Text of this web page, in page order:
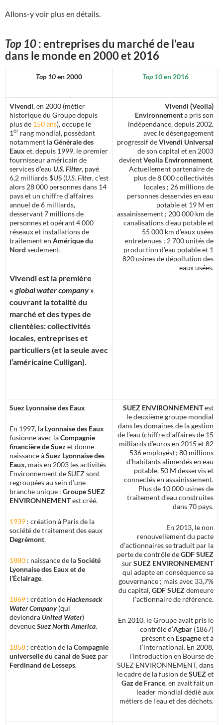
Allons-y voir plus en détails.
Top 10: entreprises du marché de l’eau
dans le monde en 2000 et 2016
Top 10en 2000 Top 10en 2016
Vivendi, en 2000 (métier
historique du Groupe depuis
plus de 150 ans), occupe le
1er rang mondial, possédant
notamment laGénérale des
Eaux et, depuis 1999, le premier
fournisseur américain de
services d’eau U.S. Filter, payé
6,2 milliards $US (U.S. Filter, c’est
alors 28 000 personnes dans 14
pays et un chiffre d’affaires
annuel de 6 milliards,
desservant 7 millions de
personnes et opérant 4 000
réseaux et installations de
traitement en Amérique du
Nord seulement.
Vivendi est la première
« global water company»
couvrant la totalité du
marché et des types de
clientèles: collectivités
locales, entreprises et
particuliers (et la seule avec
l’américaine Culligan).
Vivendi (Veolia)
Environnementa pris son
indépendance, depuis 2002,
avec le désengagement
progressif deVivendi Universal
de son capital et en 2003
devientVeolia Environnement.
Actuellement partenaire de
plus de 8 000 collectivités
locales ; 26 millions de
personnes desservies en eau
potable et 19 M en
assainissement ; 200 000 km de
canalisations d’eau potable et
55 000 km d’eaux usées
entretenues ; 2 700 unités de
production d’eau potable et 1
820 usines de dépollution des
eaux usées.
Suez Lyonnaise des Eaux
En 1997, la Lyonnaise des Eaux
fusionne avec laCompagnie
financière de Suezet donne
naissance àSuez Lyonnaise des
Eaux, mais en 2003 les activités
Environnement de SUEZ sont
regroupées au sein d’une
branche unique : Groupe SUEZ
ENVIRONNEMENTest créé.
1939 : création à Paris de la
société de traitement des eaux
Degrémont.
1880 : naissance de laSociété
Lyonnaise des Eaux et de
l’Éclairage.
1869 : création deHackensack
Water Company (qui
deviendraUnited Water)
devenueSuez North America.
1858 : création de laCompagnie
universelle du canal de Suez par
Ferdinand de Lesseps.
SUEZ ENVIRONNEMENTest
le deuxième groupe mondial
dans les domaines de la gestion
de l’eau (chiffre d’affaires de 15
milliards d’euros en 2015 et 82
536 employés) ; 80 millions
d’habitants alimentés en eau
potable, 50 M desservis et
connectés en assainissement.
Plus de 10 000 usines de
traitement d’eau construites
dans 70 pays.
En 2013, le non
renouvellement du pacte
d’actionnaires se traduit par la
perte de contrôle deGDF SUEZ
surSUEZ ENVIRONNEMENT
qui adapte en conséquence sa
gouvernance ; mais avec 33,7%
du capital,GDF SUEZdemeure
l’actionnaire de référence.
En 2010, le Groupe avait pris le
contrôle d’Agbar (1867)
présent en Espagneet à
l’international. En 2008,
l’introduction en Bourse de
SUEZ ENVIRONNEMENT, dans
le cadre de la fusion deSUEZet
Gaz de France, en avait fait un
leader mondial dédié aux
métiers de l’eau et des déchets.